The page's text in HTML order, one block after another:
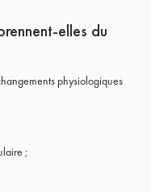
elles du
physiologiques
;